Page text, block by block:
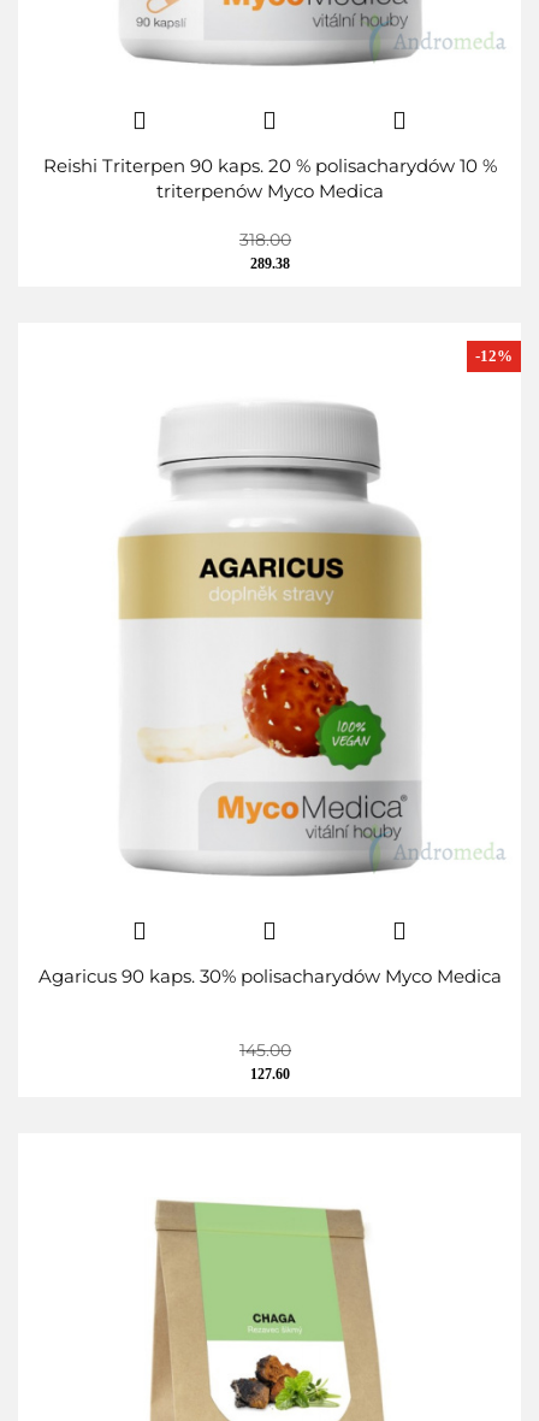
Reishi Triterpen 90 kaps. 20 % polisacharydów 10 %
triterpenów Myco Medica
318.00
289.38
Agaricus 90 kaps. 30% polisacharydów Myco Medica
145.00
-12%
127.60